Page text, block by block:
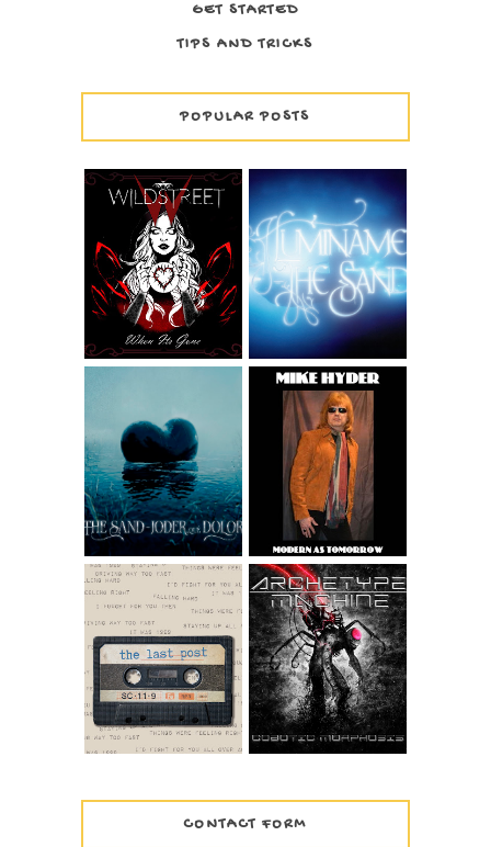
GET STARTED
TIPS AND TRICKS
POPULAR POSTS
WILDSTREET -
WHEN IT'S GONE
THE SAND -
ILUMÍNAME
THE SAND - JODER
QUÉ DOLOR
MIKE HYDER -
GOOD FEELING
FROM THE ALBUM
MODERN AS
TOMORROW
WIDESCREEN
VERSION
THE LAST POST –
1999
ARCHETYPE
MACHINE -
COBOTIC
MORPHOSIS
CONTACT FORM